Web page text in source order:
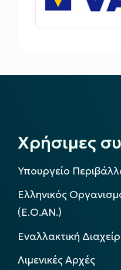
Χρήσιμες
Υπουργείο
Ελληνικός
(Ε.Ο.ΑΝ.)
Εναλλακτική
Λιμενικές Αρχές